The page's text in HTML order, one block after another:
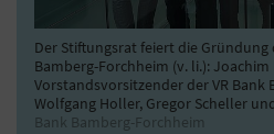
Der Stiftungsrat feiert die Gründung
Bamberg-Forchheim (v. li.): Joachim
Vorstandsvorsitzender der VR Bank
Wolfgang Holler, Gregor Scheller
Bank Bamberg-Forchheim